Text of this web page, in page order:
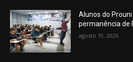
Alunos do
permanência de
agosto 10, 2026